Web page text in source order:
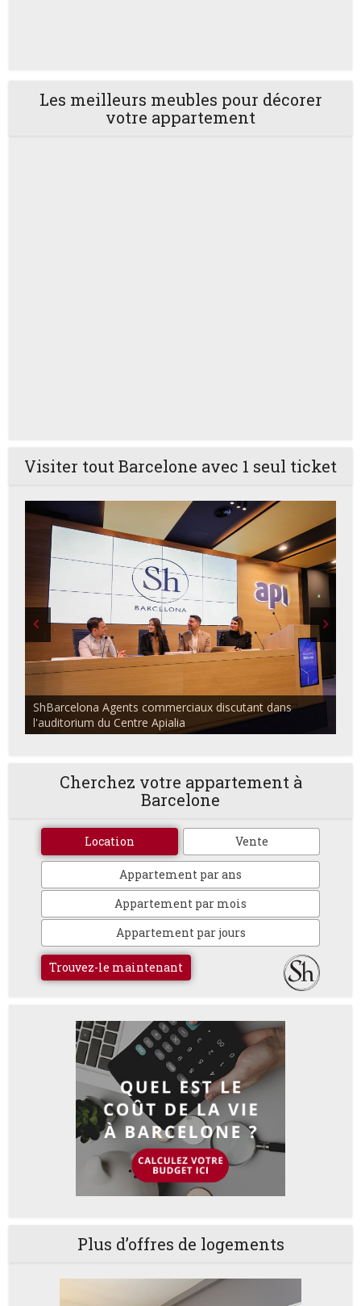
Les meilleurs meubles pour décorer
votre appartement
Visiter tout Barcelone avec 1 seul ticket
ShBarcelona Agents commerciaux discutant dans
l'auditorium du Centre Apialia
Cherchez votre appartement à
Barcelone
Location Vente
Appartement par ans
Appartement par mois
Appartement par jours
Trouvez-le maintenant
Plus d’offres de logements